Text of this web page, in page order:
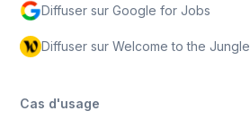
Diffuser sur Google for Jobs
Diffuser sur Welcome to the Jungle
Cas d'usage